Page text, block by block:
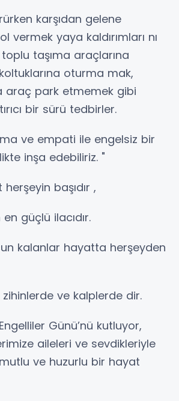
karşıdan gelene
vermek yaya kaldırımları nı
taşıma araçlarına
oturma mak,
araç park etmemek gibi
bir sürü tedbirler.
ve empati ile engelsiz bir
inşa edebiliriz. "
başıdır ,
güçlü ilacıdır.
kalanlar hayatta herşeyden
ve kalplerde dir.
Günü’nü kutluyor,
aileleri ve sevdikleriyle
mutlu ve huzurlu bir hayat